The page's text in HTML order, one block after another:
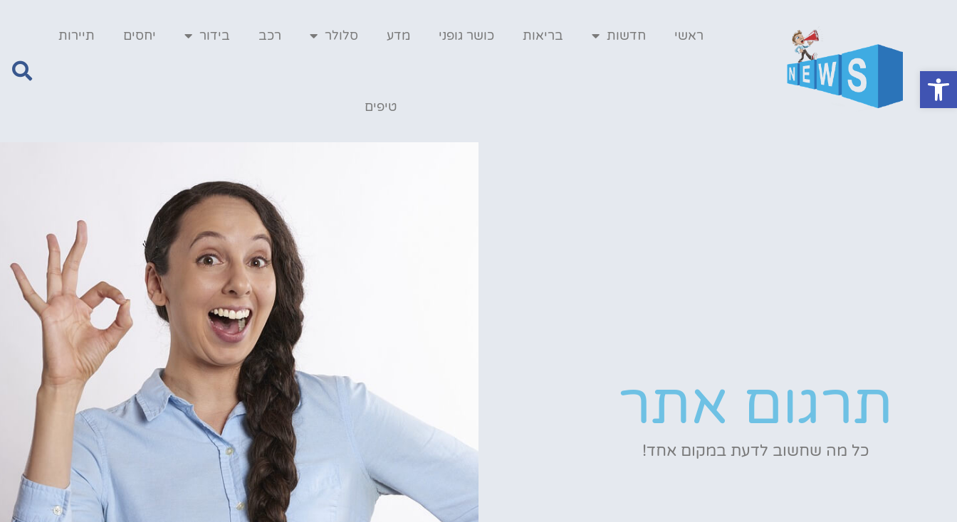
ראשי חדשות בריאות כושר גופני מדע סלולר רכב בידור יחסים תיירות
טיפים
תרגום אתר
כל מה שחשוב לדעת במקום אחד!
פתח סרגל נגישות